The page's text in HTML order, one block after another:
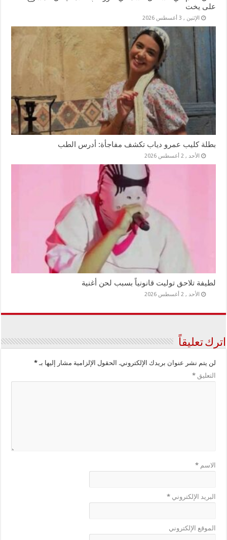
على يخت
الإثنين , 3 أغسطس 2026
بطلة كليب عمرو دياب تكشف مفاجأة: أدرس الطب
الأحد , 2 أغسطس 2026
لطيفة تلاحق توليت قانونياً بسبب لحن أغنية
الأحد , 2 أغسطس 2026
اترك تعليقاً
لن يتم نشر عنوان بريدك الإلكتروني. الحقول الإلزامية مشار إليها بـ*
التعليق*
الاسم*
البريد الإلكتروني*
الموقع الإلكتروني